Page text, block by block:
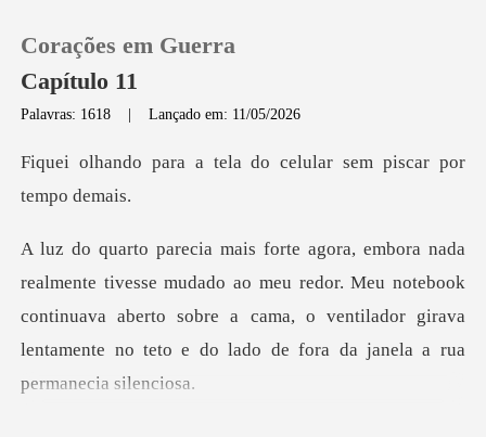
0
Histórico
Sair
Corações em Guerra
Capítulo 11
Palavras: 1618 |Lançado em: 11/05/2026
tela do celular sem pi
o ao meu redor. Meu notebook
continuava aberto sobre a cama, o ventilador gir